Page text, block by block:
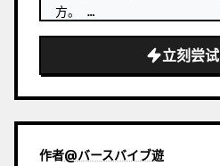
方。 …
立刻尝试
作者@バースバイブ遊